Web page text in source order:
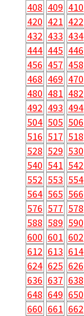
408 409 410
420 421 422
432 433 434
444 445 446
456 457 458
468 469 470
480 481 482
492 493 494
504 505 506
516 517 518
528 529 530
540 541 542
552 553 554
564 565 566
576 577 578
588 589 590
600 601 602
612 613 614
624 625 626
636 637 638
648 649 650
660 661 662